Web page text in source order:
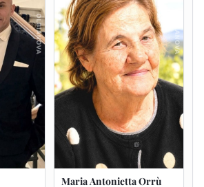
Maria Antonietta Orrù